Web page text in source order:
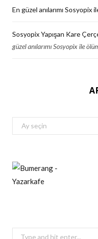
En güzel anılarımı
Sosyopix Yapışan Kare
güzel anılarımı Sosyopix ile
Arşivler
Search